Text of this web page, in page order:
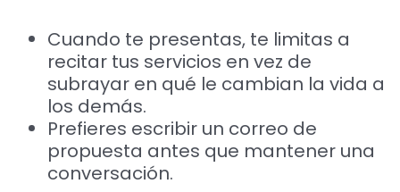
Cuando te presentas, te limitas a
recitar tus servicios en vez de
subrayar en qué le cambian la vida a
los demás.
Prefieres escribir un correo de
propuesta antes que mantener una
conversación.